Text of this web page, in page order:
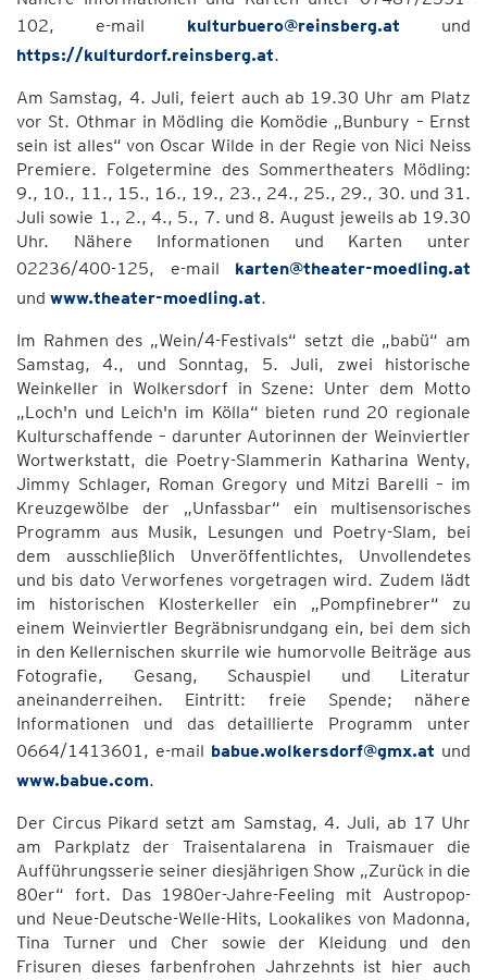
102, e-mail kulturbuero@reinsberg.at und
https://kulturdorf.reinsberg.at.
Am Samstag, 4. Juli, feiert auch ab 19.30 Uhr am Platz
vor St. Othmar in Mödling die Komödie „Bunbury – Ernst
sein ist alles“ von Oscar Wilde in der Regie von Nici Neiss
Premiere. Folgetermine des Sommertheaters Mödling:
9., 10., 11., 15., 16., 19., 23., 24., 25., 29., 30. und 31.
Juli sowie 1., 2., 4., 5., 7. und 8. August jeweils ab 19.30
Uhr. Nähere Informationen und Karten unter
02236/400-125, e-mail karten@theater-moedling.at
und www.theater-moedling.at.
Im Rahmen des „Wein/4-Festivals“ setzt die „babü“ am
Samstag, 4., und Sonntag, 5. Juli, zwei historische
Weinkeller in Wolkersdorf in Szene: Unter dem Motto
„Loch'n und Leich'n im Kölla“ bieten rund 20 regionale
Kulturschaffende – darunter Autorinnen der Weinviertler
Wortwerkstatt, die Poetry-Slammerin Katharina Wenty,
Jimmy Schlager, Roman Gregory und Mitzi Barelli – im
Kreuzgewölbe der „Unfassbar“ ein multisensorisches
Programm aus Musik, Lesungen und Poetry-Slam, bei
dem ausschließlich Unveröffentlichtes, Unvollendetes
und bis dato Verworfenes vorgetragen wird. Zudem lädt
im historischen Klosterkeller ein „Pompfinebrer“ zu
einem Weinviertler Begräbnisrundgang ein, bei dem sich
in den Kellernischen skurrile wie humorvolle Beiträge aus
Fotografie, Gesang, Schauspiel und Literatur
aneinanderreihen. Eintritt: freie Spende; nähere
Informationen und das detaillierte Programm unter
0664/1413601, e-mail babue.wolkersdorf@gmx.at und
www.babue.com.
Der Circus Pikard setzt am Samstag, 4. Juli, ab 17 Uhr
am Parkplatz der Traisentalarena in Traismauer die
Aufführungsserie seiner diesjährigen Show „Zurück in die
80er“ fort. Das 1980er-Jahre-Feeling mit Austropop-
und Neue-Deutsche-Welle-Hits, Lookalikes von Madonna,
Tina Turner und Cher sowie der Kleidung und den
Frisuren dieses farbenfrohen Jahrzehnts ist hier auch